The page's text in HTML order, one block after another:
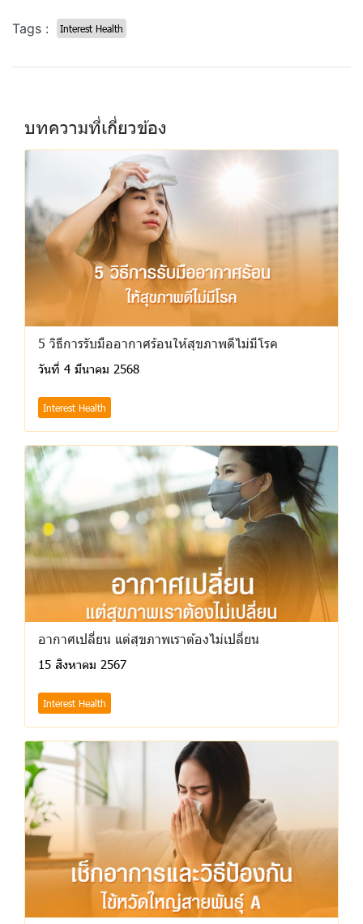
Tags : Interest Health
บทความที่เกี่ยวข้อง
5 วิธีการรับมืออากาศร้อนให้สุขภาพดีไม่มีโรค
วันที่ 4 มีนาคม 2568
Interest Health
อากาศเปลี่ยน แต่สุขภาพเราต้องไม่เปลี่ยน
15 สิงหาคม 2567
Interest Health